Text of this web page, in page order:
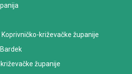
križevačke županije
županije